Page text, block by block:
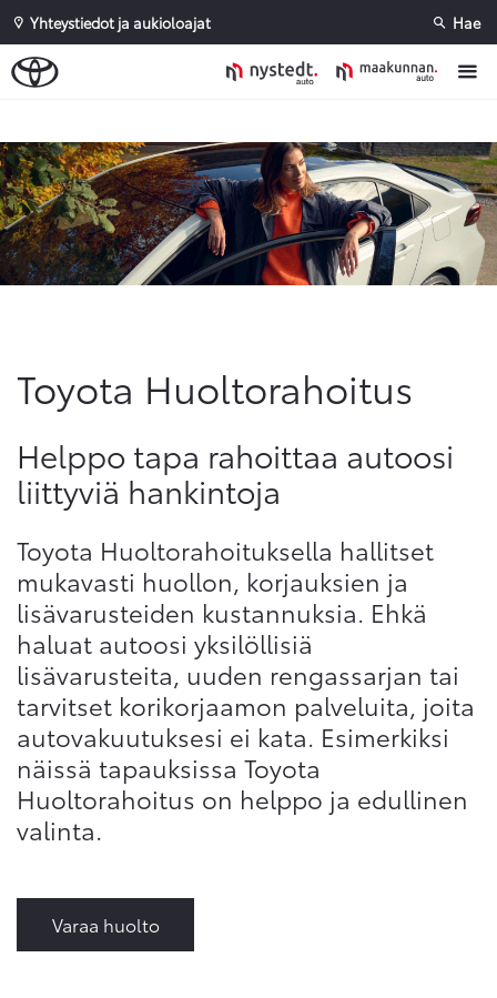
Yhteystiedot ja aukioloajat Hae
Toyota Huoltorahoitus
Helppo tapa rahoittaa autoosi
liittyviä hankintoja
Toyota Huoltorahoituksella hallitset
mukavasti huollon, korjauksien ja
lisävarusteiden kustannuksia. Ehkä
haluat autoosi yksilöllisiä
lisävarusteita, uuden rengassarjan tai
tarvitset korikorjaamon palveluita, joita
autovakuutuksesi ei kata. Esimerkiksi
näissä tapauksissa Toyota
Huoltorahoitus on helppo ja edullinen
valinta.
Varaa huolto